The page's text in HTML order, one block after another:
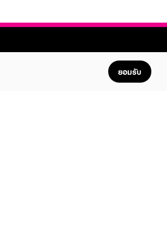
ยอมรับ